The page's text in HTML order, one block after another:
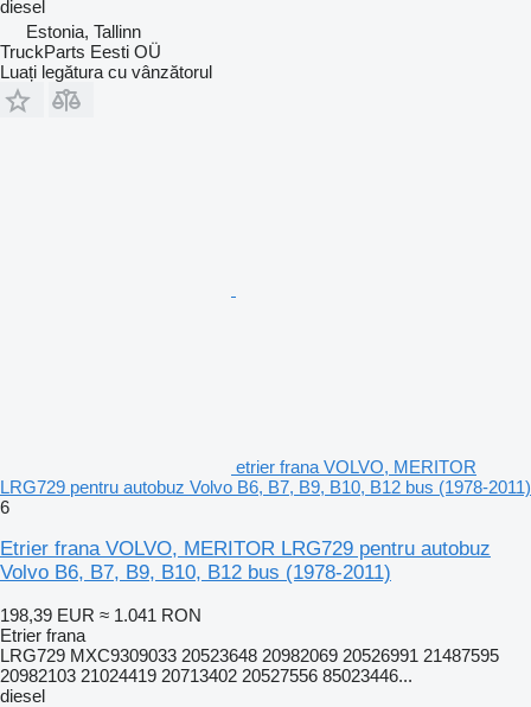
diesel
Estonia, Tallinn
TruckParts Eesti OÜ
Luați legătura cu vânzătorul
etrier frana VOLVO, MERITOR
LRG729 pentru autobuz Volvo B6, B7, B9, B10, B12 bus (1978-2011)
6
Etrier frana VOLVO, MERITOR LRG729 pentru autobuz
Volvo B6, B7, B9, B10, B12 bus (1978-2011)
198,39 EUR ≈ 1.041 RON
Etrier frana
LRG729 MXC9309033 20523648 20982069 20526991 21487595
20982103 21024419 20713402 20527556 85023446...
diesel